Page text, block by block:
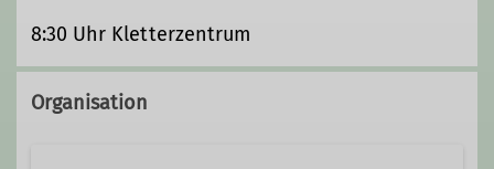
8:30 Uhr Kletterzentrum
Organisation